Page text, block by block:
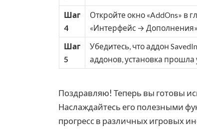
Шаг
4
Откройте окно «AddOns» в
«Интерфейс →
Шаг
5
Убедитесь, что аддон
аддонов, установка
Поздравляю! Теперь вы готовы
Наслаждайтесь его полезными
прогресс в различных игровых